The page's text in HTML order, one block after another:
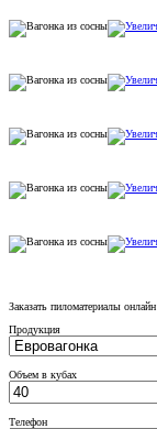
Заказать пиломатериалы онлайн
Продукция
Объем в кубах
Телефон